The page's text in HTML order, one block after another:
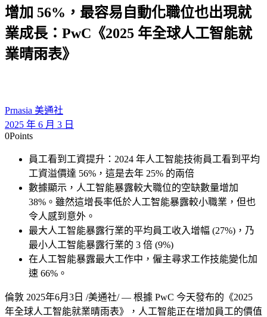
增加 56%，最容易自動化職位也出現就
業成長：PwC《2025 年全球人工智能就
業晴雨表》
Prnasia 美通社
2025 年 6 月 3 日
0Points
員工看到工資提升：2024 年人工智能技術員工看到平均
工資溢價達 56%，這是去年 25% 的兩倍
數據顯示，人工智能暴露較大職位的空缺數量增加
38%。雖然這增長率低於人工智能暴露較小職業，但也
令人感到意外。
最大人工智能暴露行業的平均員工收入增幅 (27%)，乃
最小人工智能暴露行業的 3 倍 (9%)
在人工智能暴露最大工作中，僱主尋求工作技能變化加
速 66%。
倫敦 2025年6月3日 /美通社/ — 根據 PwC 今天發布的《2025
年全球人工智能就業晴雨表》，人工智能正在增加員工的價值